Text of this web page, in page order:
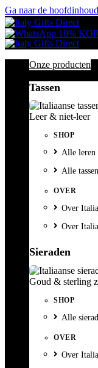
Ga naar de hoofdinhoud
10%
Onze producten
Tassen
Leer & niet-leer
SHOP
Alle leren
Alle
OVER
Over
Over
Sieraden
Goud & sterling
SHOP
Alle
OVER
Over